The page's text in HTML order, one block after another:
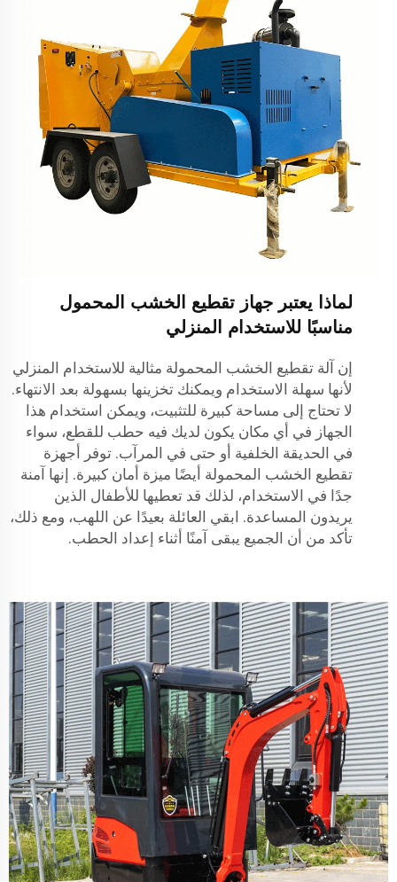
لماذا يعتبر جهاز تقطيع الخشب المحمول
مناسبًا للاستخدام المنزلي
إن آلة تقطيع الخشب المحمولة مثالية للاستخدام المنزلي
لأنها سهلة الاستخدام ويمكنك تخزينها بسهولة بعد الانتهاء.
لا تحتاج إلى مساحة كبيرة للتثبيت، ويمكن استخدام هذا
الجهاز في أي مكان يكون لديك فيه حطب للقطع، سواء
في الحديقة الخلفية أو حتى في المرآب. توفر أجهزة
تقطيع الخشب المحمولة أيضًا ميزة أمان كبيرة. إنها آمنة
جدًا في الاستخدام، لذلك قد تعطيها للأطفال الذين
يريدون المساعدة. ابقي العائلة بعيدًا عن اللهب، ومع ذلك،
تأكد من أن الجميع يبقى آمنًا أثناء إعداد الحطب.